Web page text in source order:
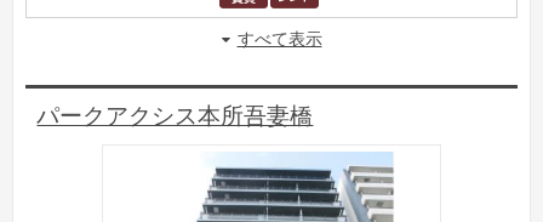
すべて表示
パークアクシス本所吾妻橋